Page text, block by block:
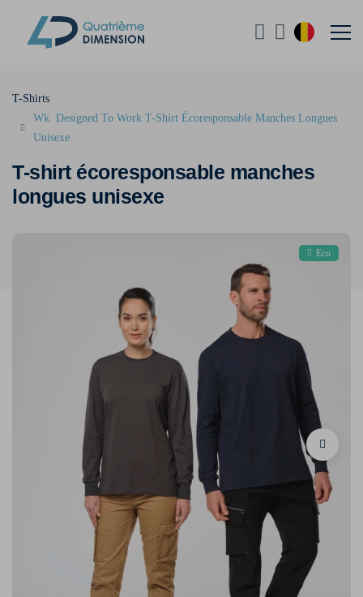
T-shirt écoresponsable manches
longues unisexe
T-Shirts
Wk. Designed To Work T-Shirt Écoresponsable Manches Longues
Unisexe
Eco